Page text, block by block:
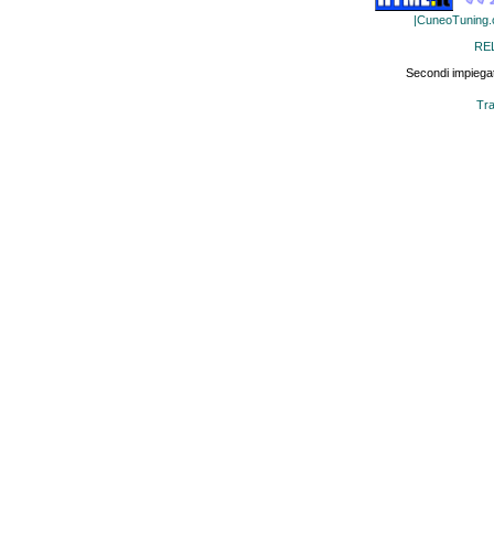
Secondi